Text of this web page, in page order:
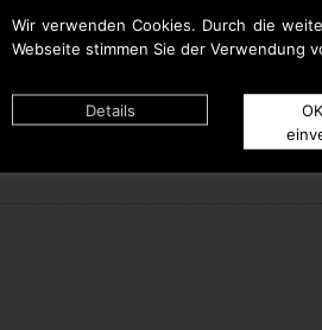
Wir verwenden Cookies. Durch die
Webseite stimmen Sie der Verwendung
Details